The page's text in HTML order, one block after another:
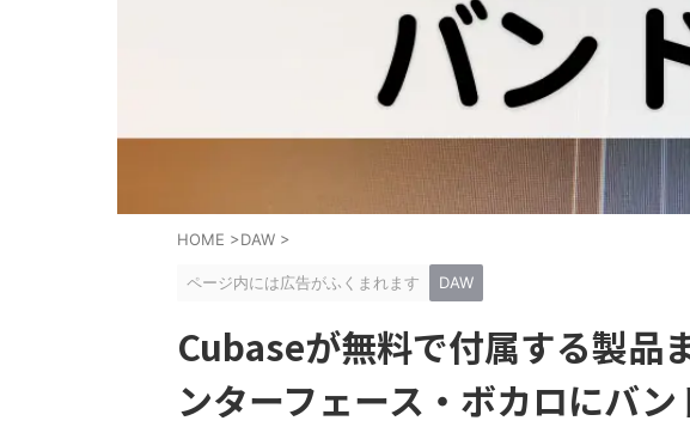
HOME >DAW >
ページ内には広告がふくまれます DAW
Cubaseが無料で付属する製品
ンターフェース・ボカロにバン